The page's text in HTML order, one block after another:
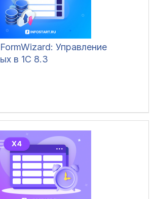
Управление
в 1С 8.3